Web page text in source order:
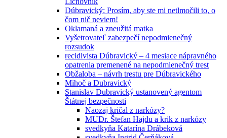
Dúbravický: Prosím, aby ste mi netlmočili to, o
čom nič neviem!
Oklamaná a zneužitá matka
Vyšetrovateľ zabezpečí nepodmienečný
rozsudok
recidivista Dúbravický – 4 mesiace nápravného
opatrenia premenené na nepodmienečný trest
Obžaloba – návrh trestu pre Dúbravického
Mihoč a Dubravický
Stanislav Dubravický ustanovený agentom
Štátnej bezpečnosti
Naozaj kričal z narkózy?
MUDr. Štefan Hajdu a krik z narkózy
svedkyňa Katarína Drábeková